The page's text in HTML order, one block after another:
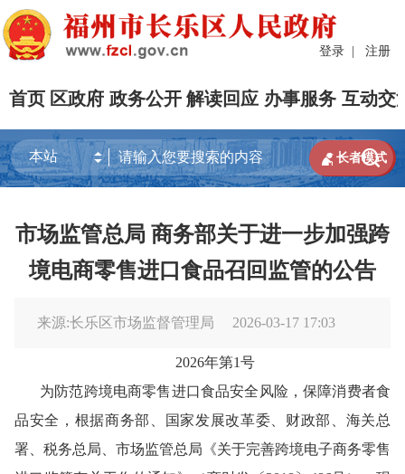
登录 | 注册
首页 区政府 政务公开 解读回应 办事服务 互动交

 长者模式
市场监管总局 商务部关于进一步加强跨
境电商零售进口食品召回监管的公告
来源:长乐区市场监督管理局 2026-03-17 17:03
2026年第1号
为防范跨境电商零售进口食品安全风险，保障消费者食
品安全，根据商务部、国家发展改革委、财政部、海关总
署、税务总局、市场监管总局《关于完善跨境电子商务零售